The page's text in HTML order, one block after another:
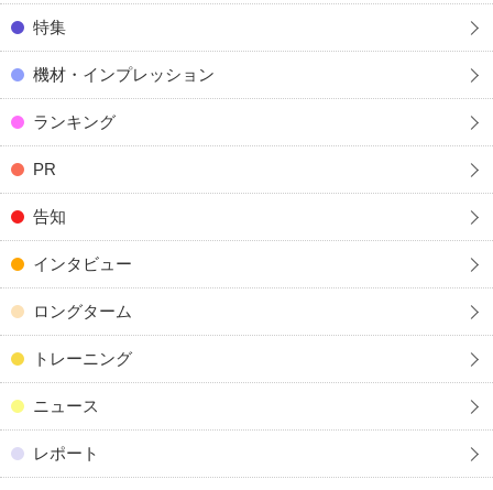
特集
機材・インプレッション
ランキング
PR
告知
インタビュー
ロングターム
トレーニング
ニュース
レポート